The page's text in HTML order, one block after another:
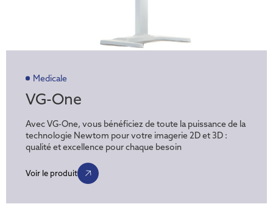
Medicale
VG-One
Avec VG-One, vous bénéficiez de toute la puissance de la
technologie Newtom pour votre imagerie 2D et 3D :
qualité et excellence pour chaque besoin
Voir le produit